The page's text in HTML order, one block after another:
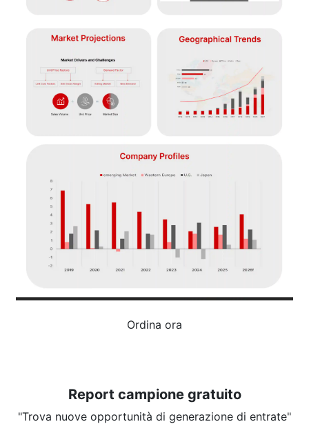
Ordina ora
Report campione gratuito
"Trova nuove opportunità di generazione di entrate"